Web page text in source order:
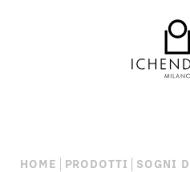
HOME PRODOTTI
SOGNI